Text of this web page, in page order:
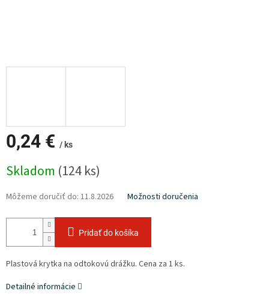
0,24 € / ks
cena:
Skladom (124 ks)
Môžeme doručiť do: 11.8.2026 Možnosti doručenia
Pridať do košíka
Plastová krytka na odtokovú drážku. Cena za 1 ks.
Detailné informácie